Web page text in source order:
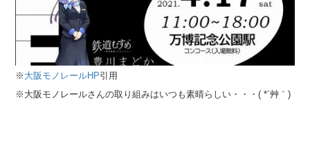
※ 大阪モノレールHP引用
※大阪モノレールさんの取り組みはいつも素晴らしい・・・( *´艸｀)